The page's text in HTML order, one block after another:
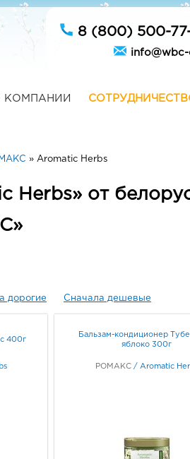
8 (800) 500-
info@wbc-
КОМПАНИИ
» Aromatic Herbs
Herbs» от
дорогие Сначала дешевые
400г
Бальзам-кондиционер
яблоко 300г
РОМАКС / Aromatic